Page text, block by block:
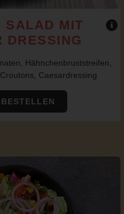
SALAD MIT
DRESSING
Hähnchenbruststreifen,
Caesardressing